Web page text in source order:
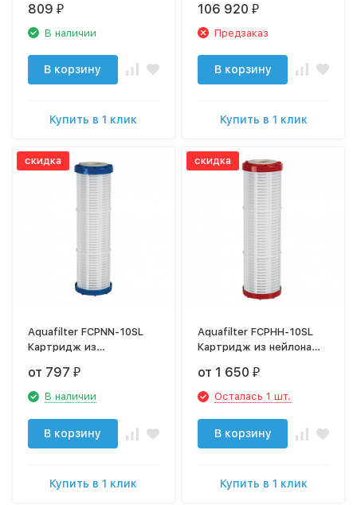
обезжелезивающий, со
спец. гранулятом
809 ₽
В наличии
В корзину
Купить в 1 клик
106 920 ₽
Предзаказ
В корзину
Купить в 1 клик
скидка
Aquafilter FCPNN-10SL
Картридж из
нейлоновой сетки
от 797₽
В наличии
В корзину
Купить в 1 клик
скидка
Aquafilter FCPHH-10SL
Картридж из нейлона
стекловолокном
от 1 650₽
Осталась 1 шт.
В корзину
Купить в 1 клик